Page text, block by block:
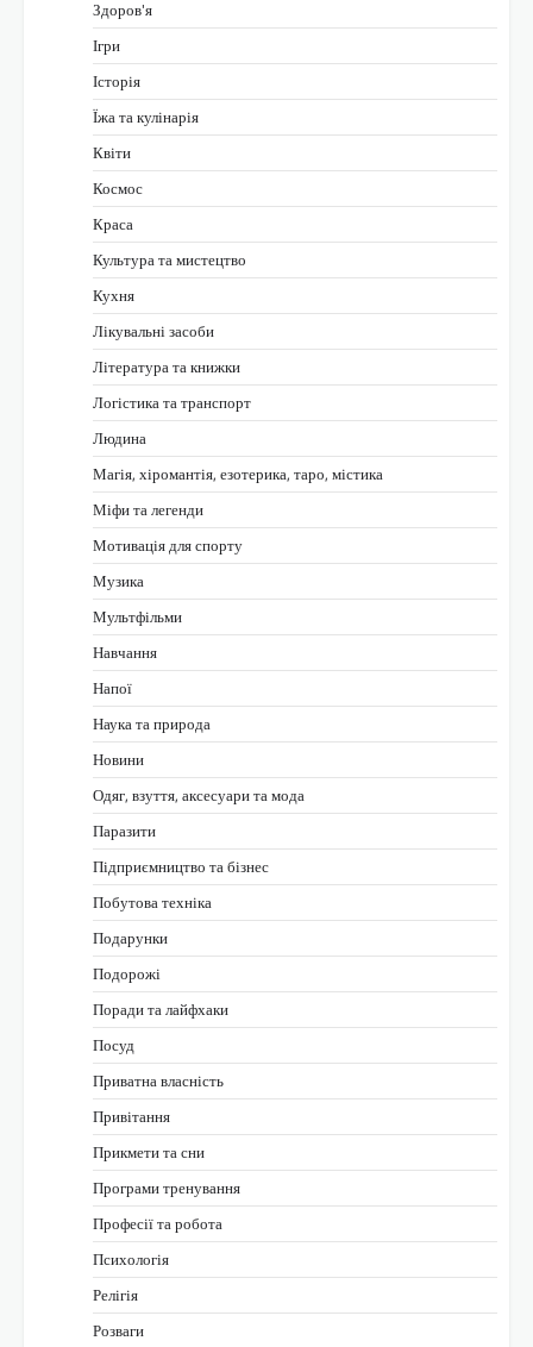
Здоров'я
Ігри
Історія
Їжа та кулінарія
Квіти
Космос
Краса
Культура та мистецтво
Кухня
Лікувальні засоби
Література та книжки
Логістика та транспорт
Людина
Магія, хіромантія, езотерика, таро, містика
Міфи та легенди
Мотивація для спорту
Музика
Мультфільми
Навчання
Напої
Наука та природа
Новини
Одяг, взуття, аксесуари та мода
Паразити
Підприємництво та бізнес
Побутова техніка
Подарунки
Подорожі
Поради та лайфхаки
Посуд
Приватна власність
Привітання
Прикмети та сни
Програми тренування
Професії та робота
Психологія
Релігія
Розваги